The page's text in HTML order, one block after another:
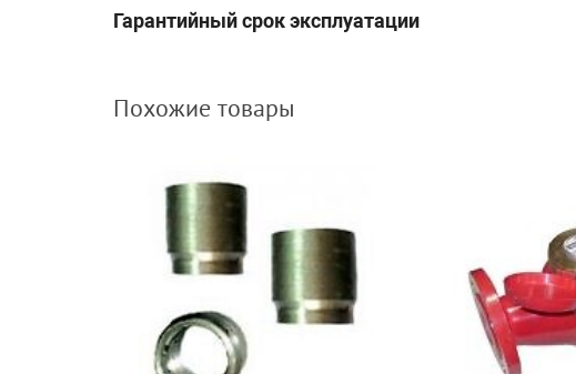
Гарантийный срок эксплуатации
Похожие товары